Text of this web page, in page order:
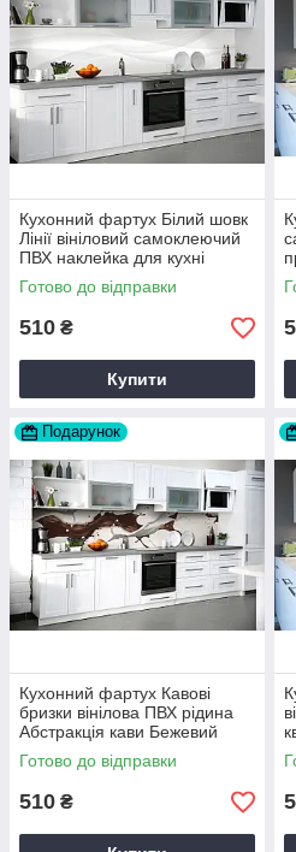
Кухонний фартух Білий шовк
Лінії вініловий самоклеючий
ПВХ наклейка для кухні
60х200 см Happy Pocket
Z180261
Готово до відправки
510 ₴
Купити
Подарунок
Кухонний фартух Кавові
бризки вінілова ПВХ рідина
Абстракція кави Бежевий
60х200 см Happy Pocket
Z180607
Готово до відправки
510 ₴